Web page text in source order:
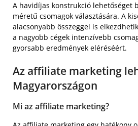
A havidíjas konstrukció lehetőséget
méretű csomagok választására. A
alacsonyabb összeggel is
a nagyobb cégek intenzívebb
gyorsabb eredmények eléréséért.
Az affiliate marketing
Magyarországon
Mi az affiliate marketing?